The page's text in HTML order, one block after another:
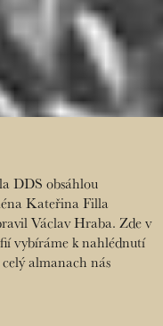
DDS obsáhlou
Kateřina Filla
Václav Hraba. Zde v
vybíráme k nahlédnutí
almanach nás